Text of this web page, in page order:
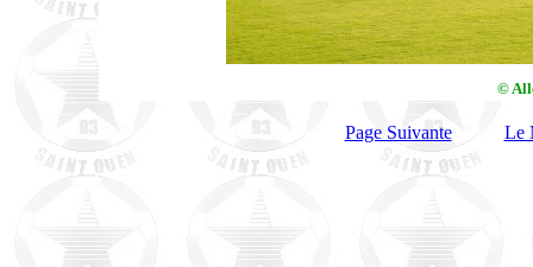
©
Page Suivante Le